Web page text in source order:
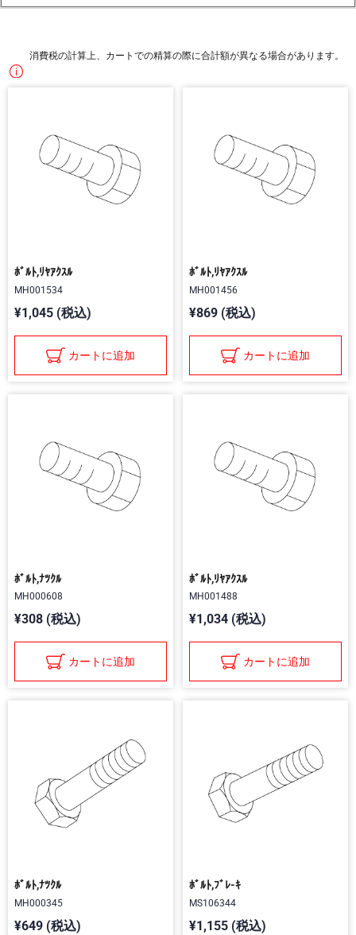
消費税の計算上、カートでの精算の際に合計額が異なる場合があります。
ﾎﾞﾙﾄ,ﾘﾔｱｸｽﾙ
MH001534
¥1,045 (税込)
カートに追加
ﾎﾞﾙﾄ,ﾘﾔｱｸｽﾙ
MH001456
¥869 (税込)
カートに追加
ﾎﾞﾙﾄ,ﾅﾂｸﾙ
MH000608
¥308 (税込)
カートに追加
ﾎﾞﾙﾄ,ﾘﾔｱｸｽﾙ
MH001488
¥1,034 (税込)
カートに追加
ﾎﾞﾙﾄ,ﾅﾂｸﾙ
MH000345
¥649 (税込)
ﾎﾞﾙﾄ,ﾌﾞﾚ-ｷ
MS106344
¥1,155 (税込)